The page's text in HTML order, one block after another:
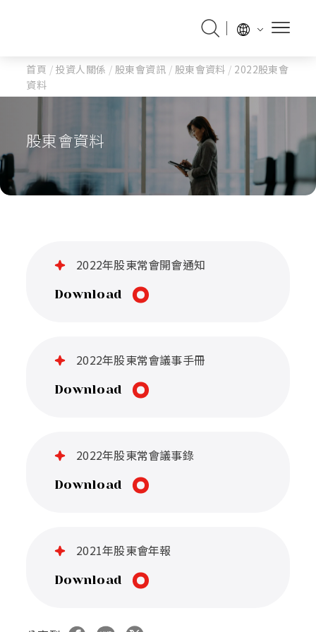
首頁 /投資人關係 / 股東會資訊 / 股東會資料 / 2022股東會
資料
股東會資料
2022年股東常會開會通知
Download
2022年股東常會議事手冊
Download
2022年股東常會議事錄
Download
2021年股東會年報
Download